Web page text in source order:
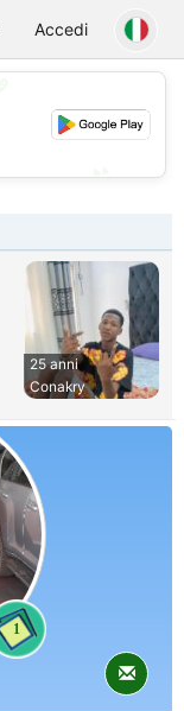
Accedi
25 anni
Conakry
1